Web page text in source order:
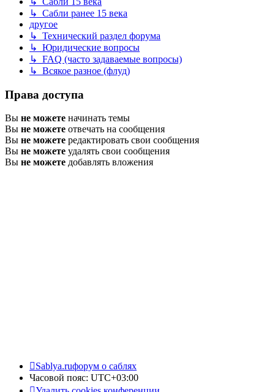
↳ Сабли ранее 15 века
другое
↳ Технический раздел форума
↳ Юридические вопросы
↳ FAQ (часто задаваемые вопросы)
↳ Всякое разное (флуд)
Права доступа
Вы не можете начинать темы
Вы не можете отвечать на сообщения
Вы не можете редактировать свои сообщения
Вы не можете удалять свои сообщения
Вы не можете добавлять вложения
Sablya.ruфорум о саблях
Часовой пояс: UTC+03:00